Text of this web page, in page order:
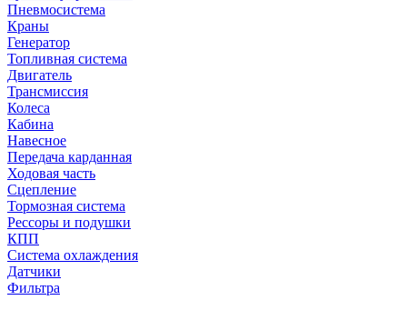
Пневмосистема
Краны
Генератор
Топливная система
Двигатель
Трансмиссия
Колеса
Кабина
Навесное
Передача карданная
Ходовая часть
Сцепление
Тормозная система
Рессоры и подушки
КПП
Система охлаждения
Датчики
Фильтра